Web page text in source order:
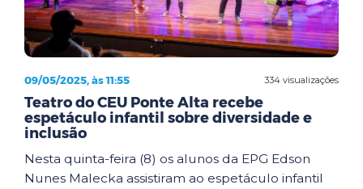
334 visualizações
09/05/2025, às 11:55
Teatro do CEU Ponte Alta recebe
espetáculo infantil sobre diversidade e
inclusão
Nesta quinta-feira (8) os alunos da EPG Edson
Nunes Malecka assistiram ao espetáculo infantil